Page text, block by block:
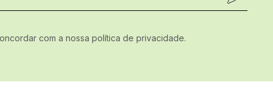
com a nossa política de privacidade.